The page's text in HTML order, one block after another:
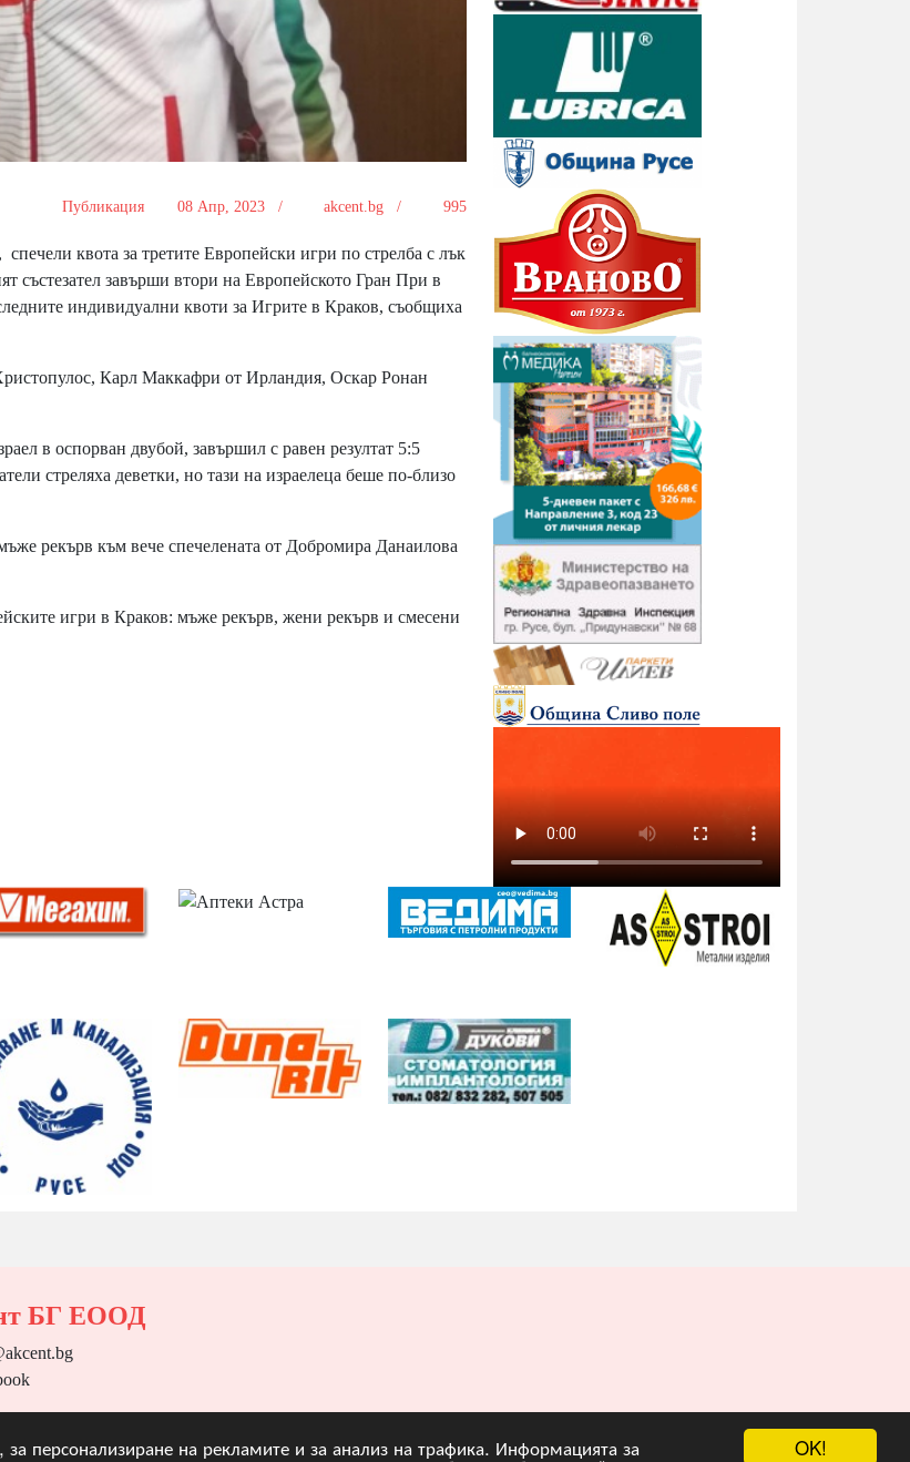
OK!
за персонализиране на рекламите и за анализ на трафика. Информацията за
Публикация 08 Апр, 2023 / akcent.bg / 995
квота за третите Европейски игри по стрелба с лък
състезател завърши втори на Европейското Гран При в
индивидуални квоти за Игрите в Краков, съобщиха
Карл Маккафри от Ирландия, Оскар Ронан
в оспорван двубой, завършил с равен резултат 5:5
стреляха деветки, но тази на израелеца беше по-близо
рекърв към вече спечелената от Добромира Данаилова
игри в Краков: мъже рекърв, жени рекърв и смесени
БГ ЕООД